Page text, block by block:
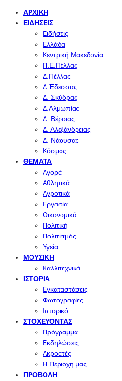
ΑΡΧΙΚΉ
ΕΙΔΉΣΕΙΣ
Ειδήσεις
Ελλάδα
Κεντρική Μακεδονία
Π.Ε.Πέλλας
Δ.Πέλλας
Δ.Έδεσσας
Δ. Σκύδρας
Δ.Αλμωπίας
Δ. Βέροιας
Δ. Αλεξάνδρειας
Δ. Νάουσας
Κόσμος
ΘΈΜΑΤΑ
Αγορά
Αθλητικά
Αγροτικά
Εργασία
Οικονομικά
Πολιτική
Πολιτισμός
Υγεία
ΜΟΥΣΙΚΉ
Καλλιτεχνικά
ΙΣΤΟΡΊΑ
Εγκαταστάσεις
Φωτογραφίες
Ιστορικό
ΣΤΟΧΕΎΟΝΤΑΣ
Πρόγραμμα
Εκδηλώσεις
Ακροατές
Η Περιοχη μας
ΠΡΟΒΟΛΉ